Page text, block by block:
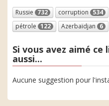
Russie 732 corruption 534
pétrole 122 Azerbaïdjan 6
Si vous avez aimé ce
aussi...
Aucune suggestion pour